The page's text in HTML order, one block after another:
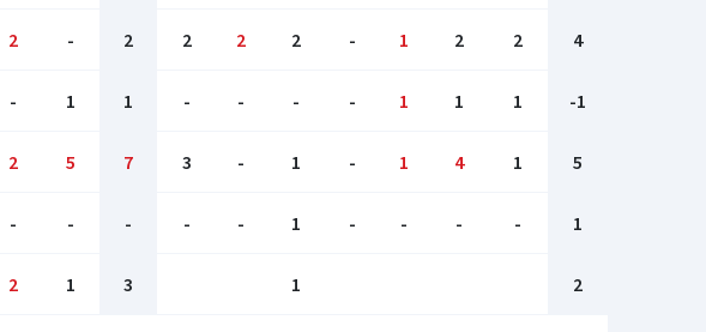
2 - 2 2 2 2 - 1 2 2 4
- 1 1 - - - - 1 1 1 -1
2 5 7 3 - 1 - 1 4 1 5
- - - - - 1 - - - - 1
2 1 3 1 2